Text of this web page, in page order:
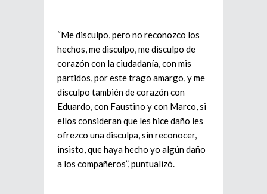
“Me disculpo, pero no reconozco los
hechos, me disculpo, me disculpo de
corazón con la ciudadanía, con mis
partidos, por este trago amargo, y me
disculpo también de corazón con
Eduardo, con Faustino y con Marco, si
ellos consideran que les hice daño les
ofrezco una disculpa, sin reconocer,
insisto, que haya hecho yo algún daño
a los compañeros”, puntualizó.